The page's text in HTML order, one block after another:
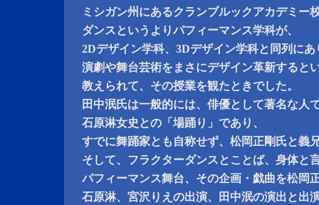
ミシガン州にあるクランブルックアカデミー
ダンスというよりパフィーマンス学科が、
2Dデザイン学科、3Dデザイン学科と同列にあ
演劇や舞台芸術をまさにデザイン革新すると
教えられて、その授業を観たときでした。
田中泯氏は一般的には、俳優として著名な人
石原淋女史との「場踊り」であり、
すでに舞踊家とも自称せず、松岡正剛氏と義
そして、フラクターダンスとことば、身体と
パフィーマンス舞台、その企画・戯曲を松岡
石原淋、宮沢りえの出演、田中泯の演出と出